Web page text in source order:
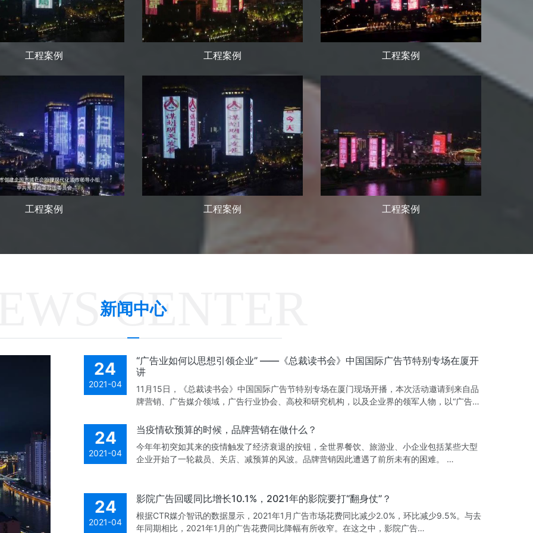
工程案例 工程案例 工程案例
工程案例 工程案例 工程案例
新闻中心
CENTER
24
2021-04
“广告业如何以思想引领企业” ——《总裁读书会》中国国际广告节特别专场在厦开
讲
11月15日，《总裁读书会》中国国际广告节特别专场在厦门现场开播，本次活动邀请到来自品
牌营销、广告媒介领域，广告行业协会、高校和研究机构，以及企业界的领军人物，以“广告…
24
2021-04
当疫情砍预算的时候，品牌营销在做什么？
今年年初突如其来的疫情触发了经济衰退的按钮，全世界餐饮、旅游业、小企业包括某些大型
企业开始了一轮裁员、关店、减预算的风波。品牌营销因此遭遇了前所未有的困难。 …
24
2021-04
影院广告回暖同比增长10.1%，2021年的影院要打“翻身仗”？
根据CTR媒介智讯的数据显示，2021年1月广告市场花费同比减少2.0%，环比减少9.5%。与去
年同期相比，2021年1月的广告花费同比降幅有所收窄。在这之中，影院广告…